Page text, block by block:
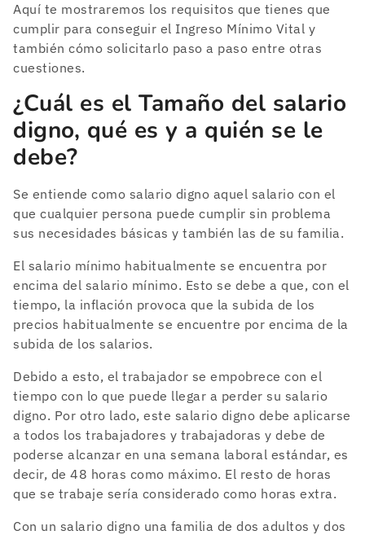
Aquí te mostraremos los requisitos que tienes que
cumplir para conseguir el Ingreso Mínimo Vital y
también cómo solicitarlo paso a paso entre otras
cuestiones.
¿Cuál es el Tamaño del salario
digno, qué es y a quién se le
debe?
Se entiende como salario digno aquel salario con el
que cualquier persona puede cumplir sin problema
sus necesidades básicas y también las de su familia.
El salario mínimo habitualmente se encuentra por
encima del salario mínimo. Esto se debe a que, con el
tiempo, la inflación provoca que la subida de los
precios habitualmente se encuentre por encima de la
subida de los salarios.
Debido a esto, el trabajador se empobrece con el
tiempo con lo que puede llegar a perder su salario
digno. Por otro lado, este salario digno debe aplicarse
a todos los trabajadores y trabajadoras y debe de
poderse alcanzar en una semana laboral estándar, es
decir, de 48 horas como máximo. El resto de horas
que se trabaje sería considerado como horas extra.
Con un salario digno una familia de dos adultos y dos